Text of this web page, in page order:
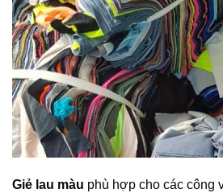
Giẻ lau màu phù hợp cho các công